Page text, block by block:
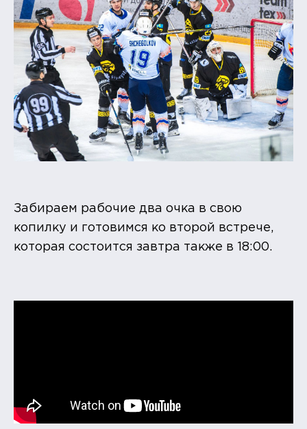
Забираем рабочие два очка в свою
копилку и готовимся ко второй встрече,
которая состоится завтра также в 18:00.